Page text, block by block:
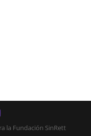
la Fundación SinRett